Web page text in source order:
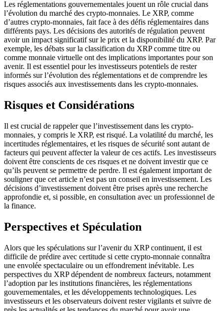
Les réglementations gouvernementales jouent un rôle crucial dans
l’évolution du marché des crypto-monnaies. Le XRP, comme
d’autres crypto-monnaies, fait face à des défis réglementaires dans
différents pays. Les décisions des autorités de régulation peuvent
avoir un impact significatif sur le prix et la disponibilité du XRP. Par
exemple, les débats sur la classification du XRP comme titre ou
comme monnaie virtuelle ont des implications importantes pour son
avenir. Il est essentiel pour les investisseurs potentiels de rester
informés sur l’évolution des réglementations et de comprendre les
risques associés aux investissements dans les crypto-monnaies.
Risques et Considérations
Il est crucial de rappeler que l’investissement dans les crypto-
monnaies, y compris le XRP, est risqué. La volatilité du marché, les
incertitudes réglementaires, et les risques de sécurité sont autant de
facteurs qui peuvent affecter la valeur de ces actifs. Les investisseurs
doivent être conscients de ces risques et ne doivent investir que ce
qu’ils peuvent se permettre de perdre. Il est également important de
souligner que cet article n’est pas un conseil en investissement. Les
décisions d’investissement doivent être prises après une recherche
approfondie et, si possible, en consultation avec un professionnel de
la finance.
Perspectives et Spéculation
Alors que les spéculations sur l’avenir du XRP continuent, il est
difficile de prédire avec certitude si cette crypto-monnaie connaîtra
une envolée spectaculaire ou un effondrement inévitable. Les
perspectives du XRP dépendent de nombreux facteurs, notamment
l’adoption par les institutions financières, les réglementations
gouvernementales, et les développements technologiques. Les
investisseurs et les observateurs doivent rester vigilants et suivre de